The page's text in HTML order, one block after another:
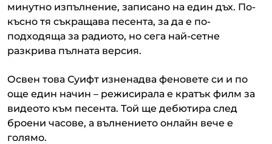
минутно изпълнение, записано на един дъх. По-
късно тя съкращава песента, за да е по-
подходяща за радиото, но сега най-сетне
разкрива пълната версия.
Освен това Суифт изненадва феновете си и по
още един начин – режисирала е кратък филм за
видеото към песента. Той ще дебютира след
броени часове, а вълнението онлайн вече е
голямо.